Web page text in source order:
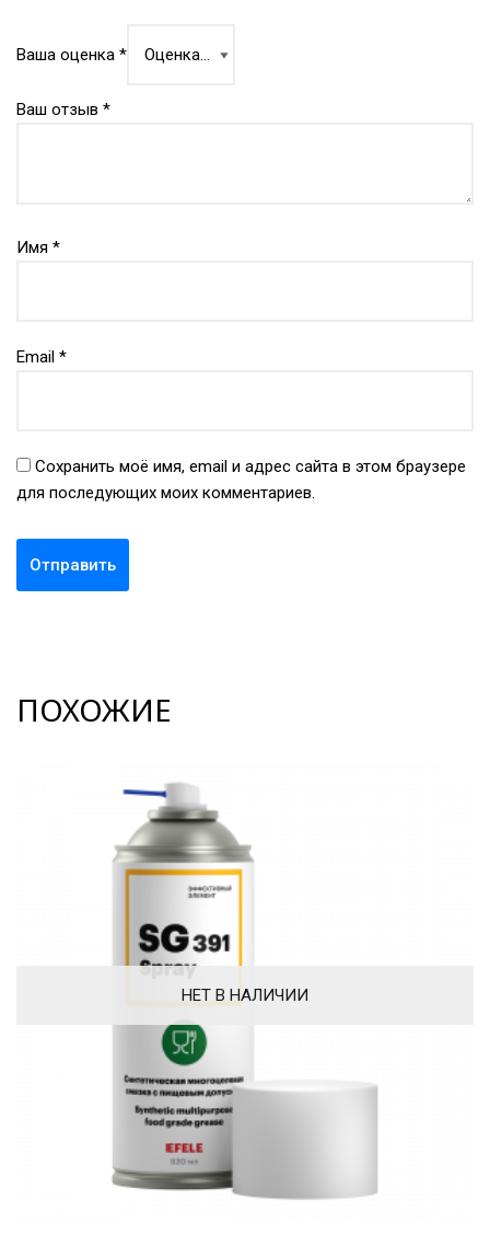
Ваша оценка *
Ваш отзыв *
Имя *
Email *
Сохранить моё имя, email и адрес сайта в этом браузере
для последующих моих комментариев.
ПОХОЖИЕ
НЕТ В НАЛИЧИИ